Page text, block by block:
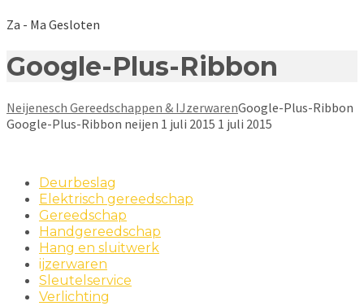
Za - Ma Gesloten
Google-Plus-Ribbon
Neijenesch Gereedschappen & IJzerwarenGoogle-Plus-Ribbon
Google-Plus-Ribbon neijen 1 juli 2015 1 juli 2015
Deurbeslag
Elektrisch gereedschap
Gereedschap
Handgereedschap
Hang en sluitwerk
ijzerwaren
Sleutelservice
Verlichting